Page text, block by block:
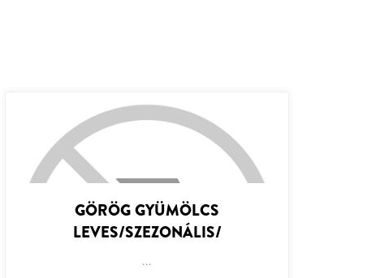
GÖRÖG GYÜMÖLCS
LEVES/SZEZONÁLIS/
...